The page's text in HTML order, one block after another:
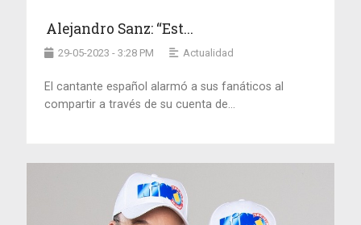
Alejandro Sanz: “Est...
29-05-2023 - 3:28 PM Actualidad
El cantante español alarmó a sus fanáticos al
compartir a través de su cuenta de...